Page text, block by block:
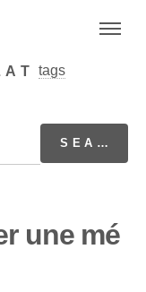
tags
une mé